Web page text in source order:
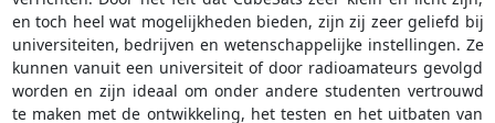
en toch heel wat mogelijkheden bieden, zijn zij zeer geliefd bij
universiteiten, bedrijven en wetenschappelijke instellingen. Ze
kunnen vanuit een universiteit of door radioamateurs gevolgd
worden en zijn ideaal om onder andere studenten vertrouwd
te maken met de ontwikkeling, het testen en het uitbaten van